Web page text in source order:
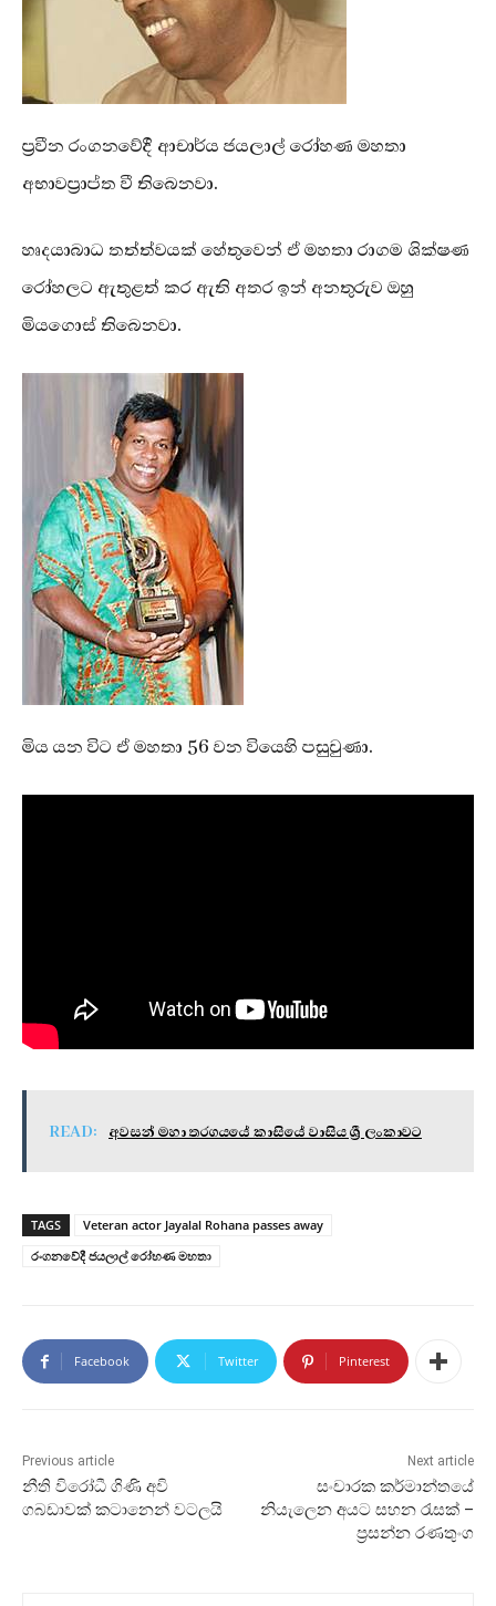
ප්‍රවීන රංගනවේදී ආචාර්ය ජයලාල් රෝහණ මහතා
අභාවප්‍රාප්ත වී තිබෙනවා.
හෘදයාබාධ තත්ත්වයක් හේතුවෙන් ඒ මහතා රාගම ශික්ෂණ
රෝහලට ඇතුළත් කර ඇති අතර ඉන් අනතුරුව ඔහු
මියගොස් තිබෙනවා.
මිය යන විට ඒ මහතා 56 වන වියෙහි පසුවුණා.
READ: අවසන් මහා තරගයයේ කාසියේ වාසිය ශ්‍රී ලංකාවට
TAGS
Veteran actor Jayalal Rohana passes away
රංගනවේදී ජයලාල් රෝහණ මහතා
Facebook Twitter Pinterest
Previous article
නීති විරෝධී ගිණි අවි
ගබඩාවක් කටානෙන් වටලයි
Next article
සංචාරක කර්මාන්තයේ
නියැලෙන අයට සහන රැසක් –
ප්‍රසන්න රණතුංග